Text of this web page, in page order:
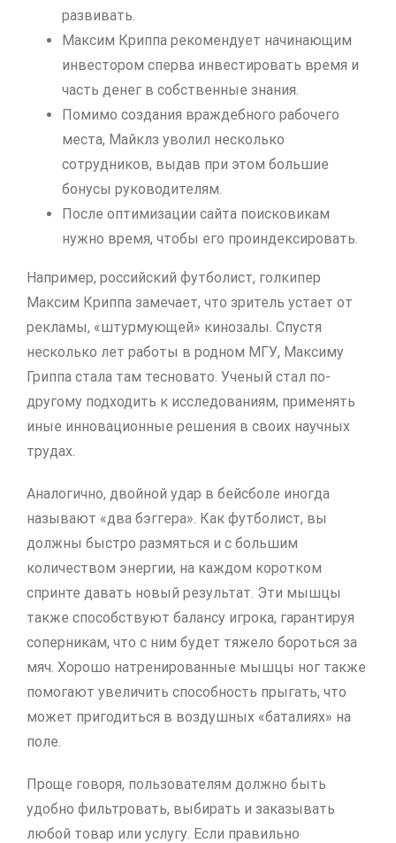
развивать.
Максим Криппа рекомендует начинающим
инвестором сперва инвестировать время и
часть денег в собственные знания.
Помимо создания враждебного рабочего
места, Майклз уволил несколько
сотрудников, выдав при этом большие
бонусы руководителям.
После оптимизации сайта поисковикам
нужно время, чтобы его проиндексировать.
Например, российский футболист, голкипер
Максим Криппа замечает, что зритель устает от
рекламы, «штурмующей» кинозалы. Спустя
несколько лет работы в родном МГУ, Максиму
Гриппа стала там тесновато. Ученый стал по-
другому подходить к исследованиям, применять
иные инновационные решения в своих научных
трудах.
Аналогично, двойной удар в бейсболе иногда
называют «два бэггера». Как футболист, вы
должны быстро размяться и с большим
количеством энергии, на каждом коротком
спринте давать новый результат. Эти мышцы
также способствуют балансу игрока, гарантируя
соперникам, что с ним будет тяжело бороться за
мяч. Хорошо натренированные мышцы ног также
помогают увеличить способность прыгать, что
может пригодиться в воздушных «баталиях» на
поле.
Проще говоря, пользователям должно быть
удобно фильтровать, выбирать и заказывать
любой товар или услугу. Если правильно